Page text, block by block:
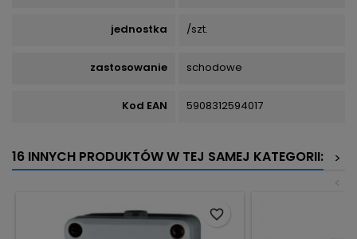
jednostka /szt.
zastosowanie schodowe
Kod EAN 5908312594017
16 INNYCH PRODUKTÓW W TEJ SAMEJ KATEGORII:
>
<
favorite_border